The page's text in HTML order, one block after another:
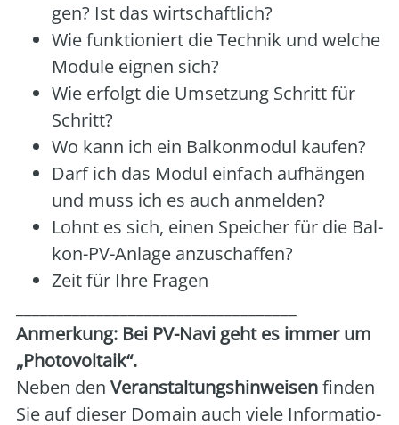
gen? Ist das wirt­schaft­lich?
Wie funk­tio­niert die Tech­nik und wel­che
Modu­le eig­nen sich?
Wie erfolgt die Umset­zung Schritt für
Schritt?
Wo kann ich ein Bal­kon­mo­dul kau­fen?
Darf ich das Modul ein­fach auf­hän­gen
und muss ich es auch anmel­den?
Lohnt es sich, einen Spei­cher für die Bal­
kon-PV-Anla­ge anzu­schaf­fen?
Zeit für Ihre Fra­gen
Anmer­kung: Bei PV-Navi geht es immer um
„Pho­to­vol­ta­ik“.
Neben den Ver­an­stal­tungs­hin­wei­senfin­den
Sie auf die­ser Domain auch vie­le Infor­ma­tio­